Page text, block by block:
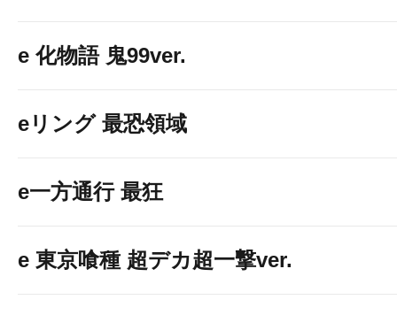
e 化物語 鬼99ver.
eリング 最恐領域
e一方通行 最狂
e 東京喰種 超デカ超一撃ver.